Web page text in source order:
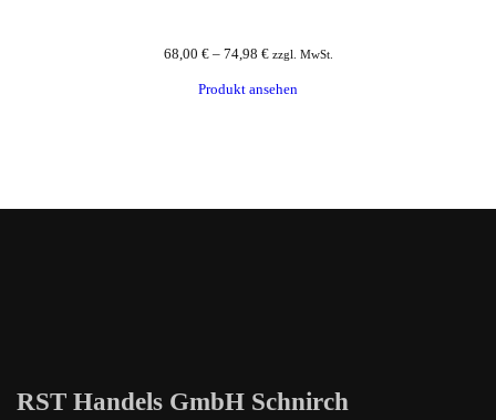
68,00 €– 74,98 € zzgl. MwSt.
Produkt ansehen
RST Handels GmbH Schnirch